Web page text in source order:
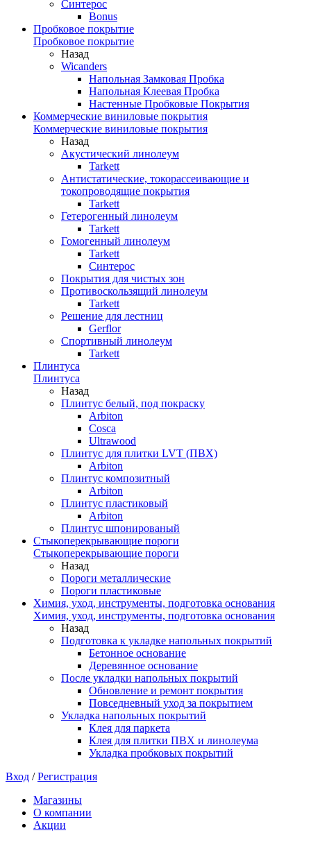
Синтерос
Bonus
Пробковое покрытие
Пробковое покрытие
Назад
Wicanders
Напольная Замковая Пробка
Напольная Клеевая Пробка
Настенные Пробковые Покрытия
Коммерческие виниловые покрытия
Коммерческие виниловые покрытия
Назад
Акустический линолеум
Tarkett
Антистатические, токорассеивающие и
токопроводящие покрытия
Tarkett
Гетерогенный линолеум
Tarkett
Гомогенный линолеум
Tarkett
Синтерос
Покрытия для чистых зон
Противоскользящий линолеум
Tarkett
Решение для лестниц
Gerflor
Спортивный линолеум
Tarkett
Плинтуса
Плинтуса
Назад
Плинтус белый, под покраску
Arbiton
Cosca
Ultrawood
Плинтус для плитки LVT (ПВХ)
Arbiton
Плинтус композитный
Arbiton
Плинтус пластиковый
Arbiton
Плинтус шпонированый
Стыкоперекрывающие пороги
Стыкоперекрывающие пороги
Назад
Пороги металлические
Пороги пластиковые
Химия, уход, инструменты, подготовка основания
Химия, уход, инструменты, подготовка основания
Назад
Подготовка к укладке напольных покрытий
Бетонное основание
Деревянное основание
После укладки напольных покрытий
Обновление и ремонт покрытия
Повседневный уход за покрытием
Укладка напольных покрытий
Клея для паркета
Клея для плитки ПВХ и линолеума
Укладка пробковых покрытий
Вход /Регистрация
Магазины
О компании
Акции